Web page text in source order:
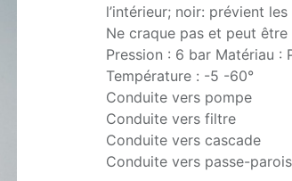
l’intérieur; noir: prévient les
Ne craque pas et peut être
Pression : 6 bar Matériau :
Température : -5 -60°
Conduite vers pompe
Conduite vers filtre
Conduite vers cascade
Conduite vers passe-parois